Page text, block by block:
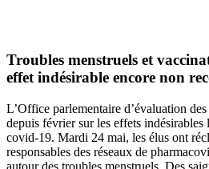
Troubles menstruels et
effet indésirable encore non
L’Office parlementaire d’évaluation
depuis février sur les effets
covid-19. Mardi 24 mai, les élus ont
responsables des réseaux de
autour des troubles menstruels. Des